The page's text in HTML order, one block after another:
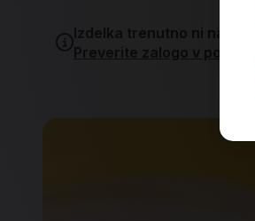
Izdelka trenutno ni na
Preverite zalogo v